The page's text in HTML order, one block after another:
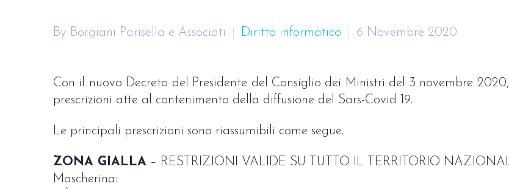
By Borgiani Parisella e Associati Diritto informatico 6 Novembre 2020
Con il nuovo Decreto del Presidente del Consiglio dei Ministri del 3 novembre
prescrizioni atte al contenimento della diffusione del Sars-Covid 19.
Le principali prescrizioni sono riassumibili come segue.
ZONA GIALLA – RESTRIZIONI VALIDE SU TUTTO IL TERRITORIO
Mascherina: